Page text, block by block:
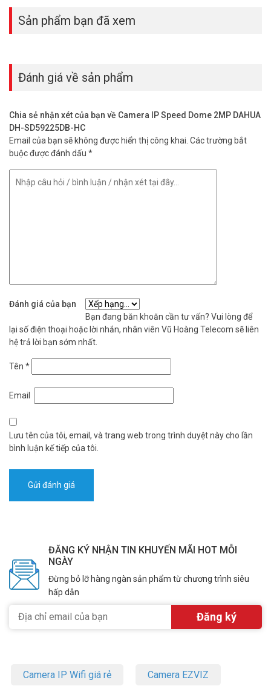
Sản phẩm bạn đã xem
Đánh giá về sản phẩm
Chia sẻ nhận xét của bạn về Camera IP Speed Dome 2MP DAHUA
DH-SD59225DB-HC
Email của bạn sẽ không được hiển thị công khai. Các trường bắt
buộc được đánh dấu *
Đánh giá của bạn
Bạn đang băn khoăn cần tư vấn? Vui lòng để
lại số điện thoại hoặc lời nhắn, nhân viên Vũ Hoàng Telecom sẽ liên
hệ trả lời bạn sớm nhất.
Tên *
Email
Lưu tên của tôi, email, và trang web trong trình duyệt này cho lần
bình luận kế tiếp của tôi.
ĐĂNG KÝ NHẬN TIN KHUYẾN MÃI HOT MỖI
NGÀY
Đừng bỏ lỡ hàng ngàn sản phẩm từ chương trình siêu
hấp dẫn
Camera IP Wifi giá rẻ Camera EZVIZ